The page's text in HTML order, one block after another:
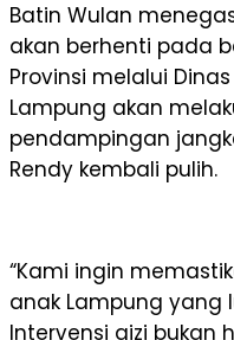
Batin Wulan
akan berhenti pada
Provinsi melalui
Lampung akan
pendampingan
Rendy kembali pulih.
“Kami ingin
anak Lampung yang
Intervensi gizi bukan